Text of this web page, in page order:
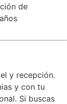
de
y recepción.
y con tu
Si buscas